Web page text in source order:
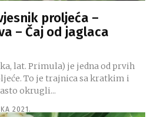
proljeća –
– Čaj od jaglaca
lat. Primula) je jedna od prvih
To je trajnica sa kratkim i
okrugli...
2021.